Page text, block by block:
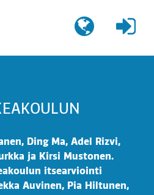
Ding Ma, Adel Rizvi,
ja Kirsi Mustonen.
itsearviointi
Auvinen, Pia Hiltunen,